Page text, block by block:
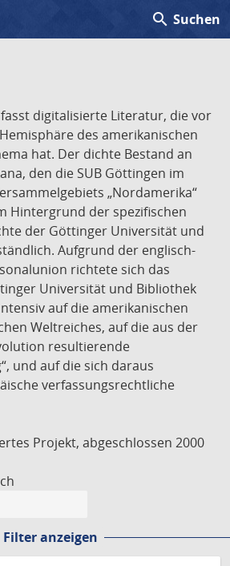
search Suchen
digitalisierte Literatur, die vor
des amerikanischen
hat. Der dichte Bestand an
den die SUB Göttingen im
„Nordamerika“
Hintergrund der spezifischen
der Göttinger Universität und
Aufgrund der englisch-
richtete sich das
Universität und Bibliothek
auf die amerikanischen
Weltreiches, auf die aus der
resultierende
und auf die sich daraus
verfassungsrechtliche
Projekt, abgeschlossen 2000
Filter anzeigen